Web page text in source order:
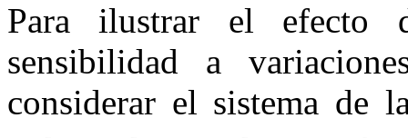
Para ilustrar el efecto
sensibilidad a
considerar el sistema de